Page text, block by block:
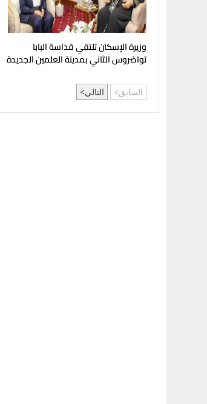
وزيرة الإسكان تلتقي قداسة البابا
تواضروس الثاني بمدينة العلمين الجديدة
السابق التالي